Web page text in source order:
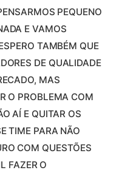
PEQUENO
E VAMOS
TAMBÉM QUE
DE QUALIDADE
MAS
O PROBLEMA COM
AÍ E QUITAR OS
TIME PARA NÃO
COM QUESTÕES
FAZER O